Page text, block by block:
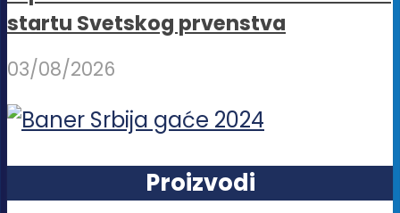
startu Svetskog prvenstva
03/08/2026
Proizvodi